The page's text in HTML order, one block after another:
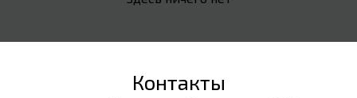
Контакты